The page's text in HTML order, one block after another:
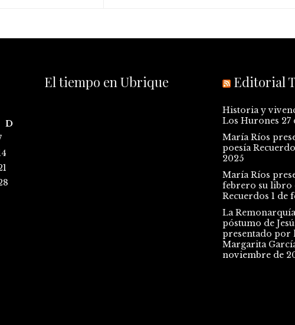
D
El tiempo en Ubrique Editorial
Historia y
Los Hurones 27
María Ríos
poesía
2025
María Ríos
febrero su libro
Recuerdos 1 de
La
póstumo de
presentado por
Margarita
noviembre de